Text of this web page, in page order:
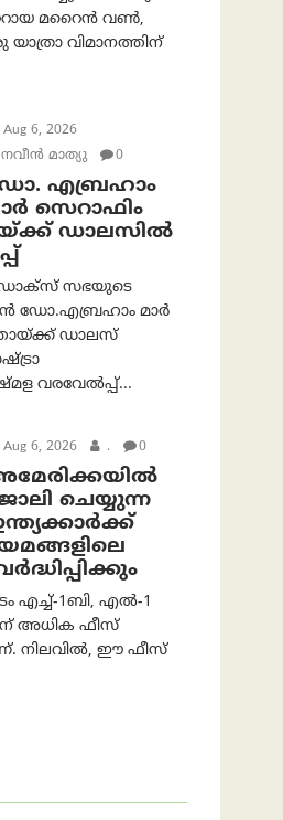
മറൈൻ വൺ,
വിമാനത്തിന്
Aug 6, 2026
നവീൻ മാത്യു
0
എബ്രഹാം
സെറാഫിം
ഡാലസിൽ
സഭയുടെ
ഡോ.എബ്രഹാം മാർ
ഡാലസ്
വരവേൽപ്പ്...
Aug 6, 2026 . 0
ചെയ്യുന്ന
എച്ച്-1ബി, എൽ-1
അധിക ഫീസ്
നിലവിൽ, ഈ ഫീസ്